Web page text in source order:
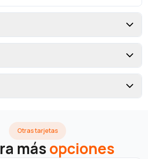
Otras tarjetas
másopciones